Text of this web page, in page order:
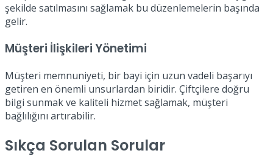
şekilde satılmasını sağlamak bu düzenlemelerin başında
gelir.
Müşteri İlişkileri Yönetimi
Müşteri memnuniyeti, bir bayi için uzun vadeli başarıyı
getiren en önemli unsurlardan biridir. Çiftçilere doğru
bilgi sunmak ve kaliteli hizmet sağlamak, müşteri
bağlılığını artırabilir.
Sıkça Sorulan Sorular